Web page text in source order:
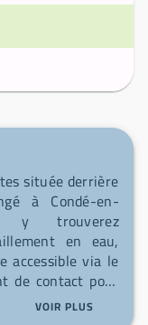
située derrière
à Condé-en-
y trouverez
en eau,
accessible via le
de contact pour
du marché
VOIR PLUS